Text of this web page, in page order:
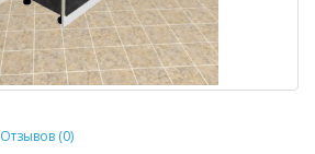
Отзывов (0)